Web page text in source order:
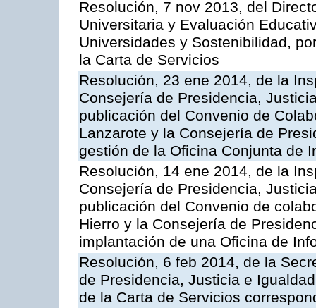
Resolución, 7 nov 2013, del
Universitaria y Evaluación
Universidades y Sostenibilidad,
la Carta de Servicios
Resolución, 23 ene 2014, de la
Consejería de Presidencia,
publicación del Convenio de
Lanzarote y la Consejería de
gestión de la Oficina Conjunta de
Resolución, 14 ene 2014, de la
Consejería de Presidencia,
publicación del Convenio de
Hierro y la Consejería de
implantación de una Oficina de
Resolución, 6 feb 2014, de la
de Presidencia, Justicia e
de la Carta de Servicios